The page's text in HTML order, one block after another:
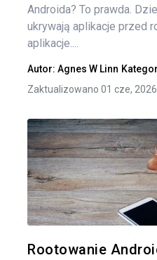
Androida? To prawda.
ukrywają aplikacje przed
aplikacje....
Autor: Agnes W Linn
Zaktualizowano 01 cze, 2026
Rootowanie